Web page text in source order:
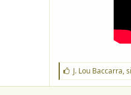
J
'
a
J. Lou Baccarra,